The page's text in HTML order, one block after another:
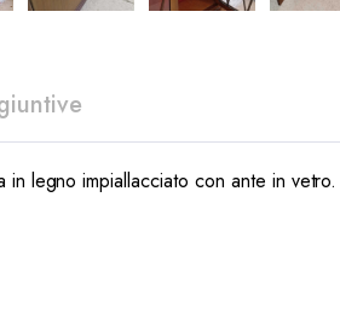
legno impiallacciato con ante in